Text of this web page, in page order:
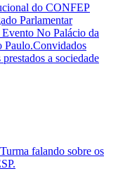
do CONFEP
Parlamentar
No Palácio da
Paulo.Convidados
a sociedade
falando sobre os